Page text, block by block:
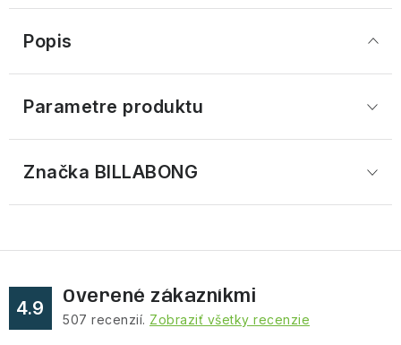
Popis
Parametre produktu
Značka BILLABONG
4.9
Overené zákazníkmi
507 recenzií. Zobraziť všetky recenzie